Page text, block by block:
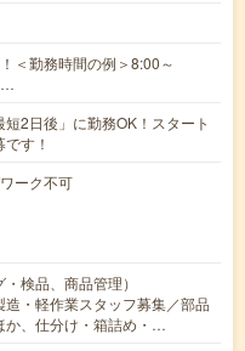
＜勤務時間の例＞8:00～
2日後」に勤務OK！スタート
す！
ーク不可
検品、商品管理）
・軽作業スタッフ募集／部品
か、仕分け・箱詰め・…